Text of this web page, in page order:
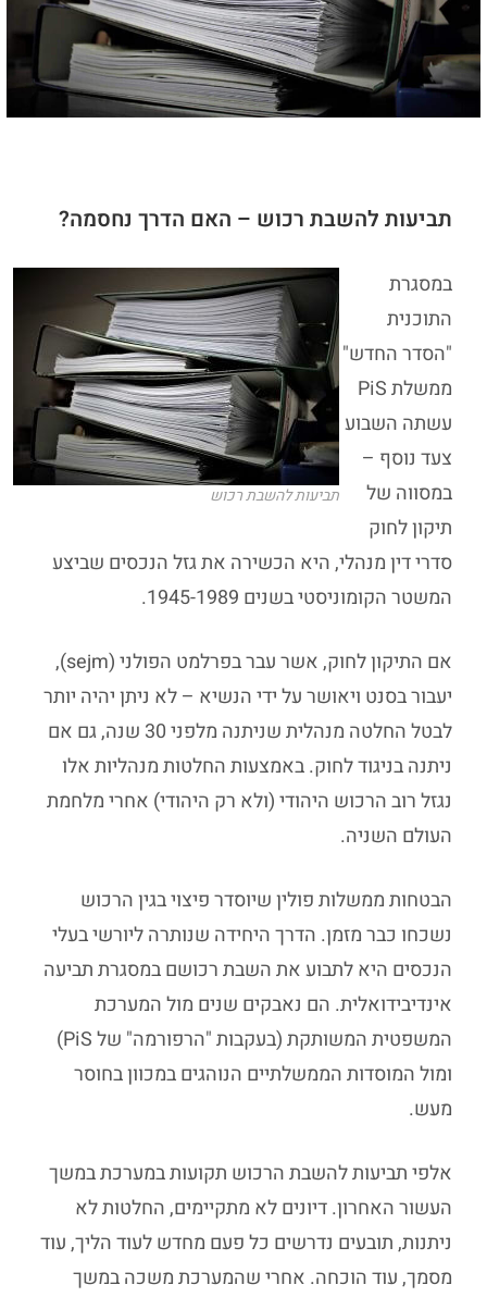
תביעות להשבת רכוש – האם הדרך נחסמה?
תביעות להשבת רכוש
במסגרת
התוכנית
"הסדר החדש"
ממשלת PiS
עשתה השבוע
צעד נוסף –
במסווה של
תיקון לחוק
סדרי דין מנהלי, היא הכשירה את גזל הנכסים שביצע
המשטר הקומוניסטי בשנים 1945-1989.
אם התיקון לחוק, אשר עבר בפרלמט הפולני (sejm),
יעבור בסנט ויאושר על ידי הנשיא – לא ניתן יהיה יותר
לבטל החלטה מנהלית שניתנה מלפני 30 שנה, גם אם
ניתנה בניגוד לחוק. באמצעות החלטות מנהליות אלו
נגזל רוב הרכוש היהודי (ולא רק היהודי) אחרי מלחמת
העולם השניה.
הבטחות ממשלות פולין שיוסדר פיצוי בגין הרכוש
נשכחו כבר מזמן. הדרך היחידה שנותרה ליורשי בעלי
הנכסים היא לתבוע את השבת רכושם במסגרת תביעה
אינדיבידואלית. הם נאבקים שנים מול המערכת
המשפטית המשותקת (בעקבות "הרפורמה" של PiS)
ומול המוסדות הממשלתיים הנוהגים במכוון בחוסר
מעש.
אלפי תביעות להשבת הרכוש תקועות במערכת במשך
העשור האחרון. דיונים לא מתקיימים, החלטות לא
ניתנות, תובעים נדרשים כל פעם מחדש לעוד הליך, עוד
מסמך, עוד הוכחה. אחרי שהמערכת משכה במשך